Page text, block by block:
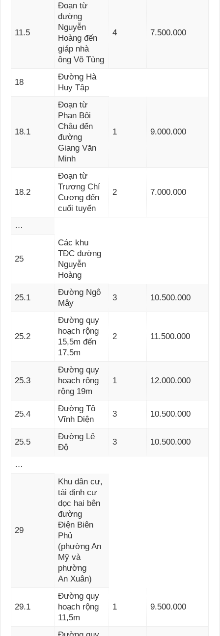
11.5
Đoạn từ
đường
Nguyễn
Hoàng đến
giáp nhà
ông Võ Tùng
4 7.500.000
18
Đường Hà
Huy Tập
18.1
Đoạn từ
Phan Bội
Châu đến
đường
Giang Văn
Minh
1 9.000.000
18.2
Đoạn từ
Trương Chí
Cương đến
cuối tuyến
2 7.000.000
…
25
Các khu
TĐC đường
Nguyễn
Hoàng
25.1
Đường Ngô
Mây
3 10.500.000
25.2
Đường quy
hoạch rộng
15,5m đến
17,5m
2 11.500.000
25.3
Đường quy
hoạch rộng
rộng 19m
1 12.000.000
25.4
Đường Tô
Vĩnh Diện
3 10.500.000
25.5
Đường Lê
Độ
3 10.500.000
…
29
Khu dân cư,
tái định cư
dọc hai bên
đường
Điện Biên
Phủ
(phường An
Mỹ và
phường
An Xuân)
29.1
Đường quy
hoạch rộng
11,5m
1 9.500.000